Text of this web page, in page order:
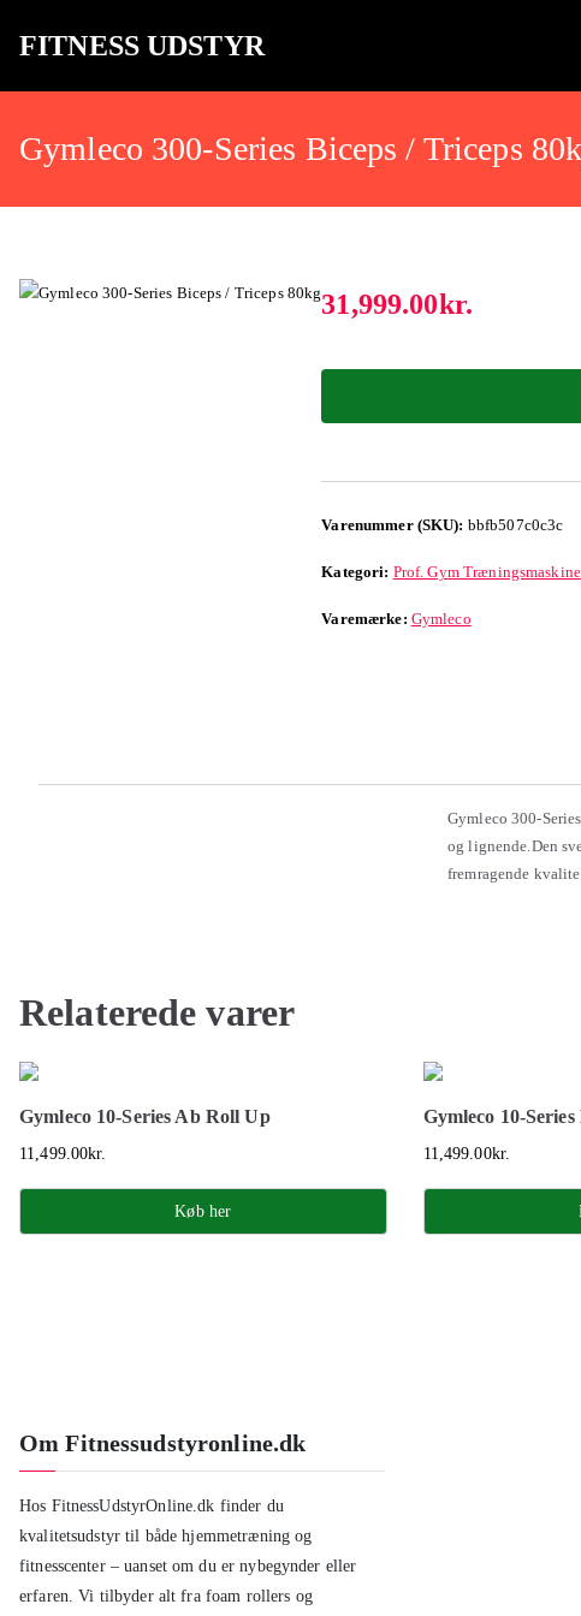
FITNESS UDSTYR
Gymleco 300-Series Biceps / Triceps
31,999.00kr.
Varenummer (SKU): bbfb507c0c3c
Kategori: Prof. Gym
Varemærke: Gymleco
Gymleco 300-
og lignende.Den
fremragende
Relaterede varer
Gymleco 10-Series Ab Roll Up
11,499.00kr.
Køb her
Gymleco 10-
11,499.00kr.
Om Fitnessudstyronline.dk
Hos FitnessUdstyrOnline.dk finder du
kvalitetsudstyr til både hjemmetræning og
fitnesscenter – uanset om du er nybegynder eller
erfaren. Vi tilbyder alt fra foam rollers og